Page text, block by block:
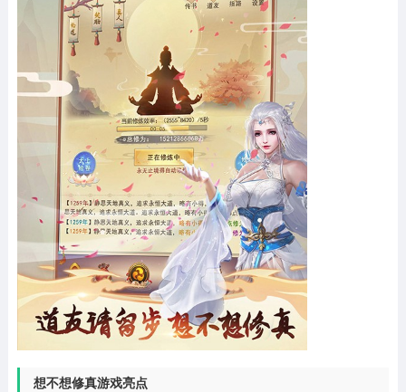
想不想修真游戏亮点